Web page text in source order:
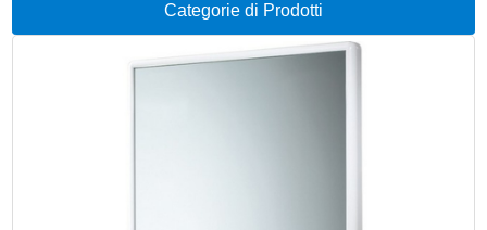
Categorie di Prodotti